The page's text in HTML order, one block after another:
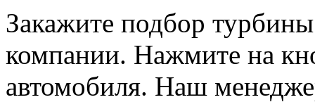
Закажите подбор
компании. Нажмите на
автомобиля. Наш